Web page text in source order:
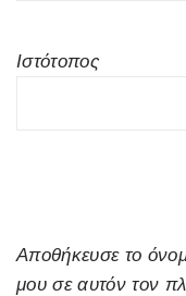
Ιστότοπος
Αποθήκευσε το
μου σε αυτόν τον